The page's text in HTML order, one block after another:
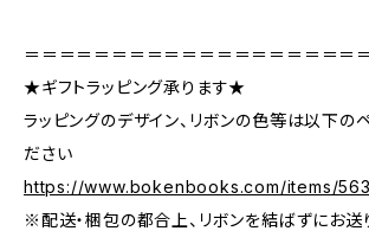
＝＝＝＝＝＝＝＝＝＝＝＝＝＝＝＝＝＝＝＝
★ギフトラッピング承ります★
ラッピングのデザイン、リボンの色等は以下の
ださい
https://www.bokenbooks.com/items/
※配送・梱包の都合上、リボンを結ばずにお送